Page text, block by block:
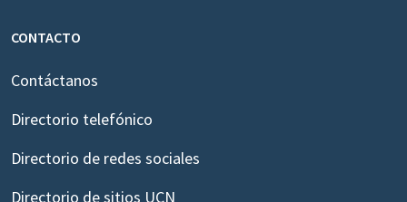
CONTACTO
Contáctanos
Directorio telefónico
Directorio de redes sociales
Directorio de sitios UCN